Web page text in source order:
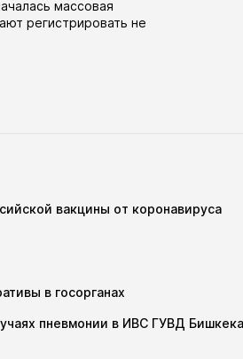
массовая
регистрировать не
вакцины от коронавируса
в госорганах
пневмонии в ИВС ГУВД Бишкека